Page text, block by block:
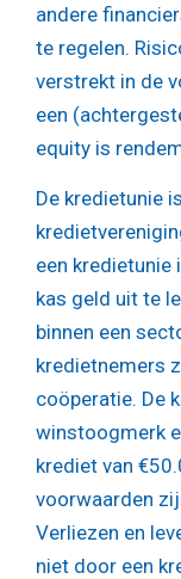
andere
te regelen.
verstrekt in de
een
equity is
De kredietunie
een kredietunie
kas geld uit te
binnen een
kredietnemers
coöperatie. De
winstoogmerk
krediet van
voorwaarden
Verliezen en
niet door een